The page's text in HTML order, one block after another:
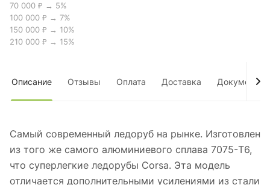
70 000 ₽ → 5%
100 000 ₽ → 7%
150 000 ₽ → 10%
210 000 ₽ → 15%
Описание Отзывы Оплата Доставка Документы
Самый современный ледоруб на рынке. Изготовлен
из того же самого алюминиевого сплава 7075-T6,
что суперлегкие ледорубы Corsa. Эта модель
отличается дополнительными усилениями из стали